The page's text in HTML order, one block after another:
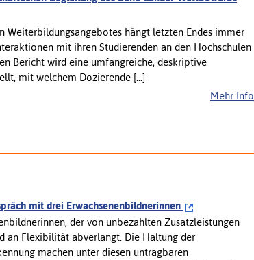
Weiterbildungsangebotes hängt letzten Endes immer
mit ihren Studierenden an den Hochschulen
Bericht wird eine umfangreiche, deskriptive
mit welchem Dozierende [...]
Mehr Info
mit drei Erwachsenenbildnerinnen
der von unbezahlten Zusatzleistungen
an Flexibilität abverlangt. Die Haltung der
machen unter diesen untragbaren